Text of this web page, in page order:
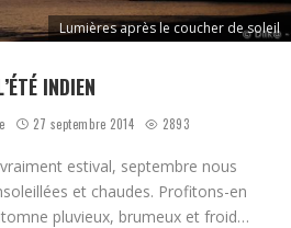
Lumières après le coucher de soleil
INDIEN
27 septembre 2014 2893
estival, septembre nous
et chaudes. Profitons-en
pluvieux, brumeux et froid…